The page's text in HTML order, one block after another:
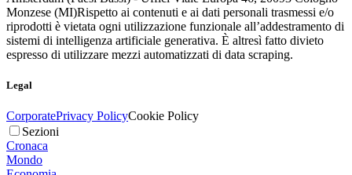
Monzese (MI)Rispetto ai contenuti e ai dati personali trasmessi e/o
riprodotti è vietata ogni utilizzazione funzionale all’addestramento di
sistemi di intelligenza artificiale generativa. È altresì fatto divieto
espresso di utilizzare mezzi automatizzati di data scraping.
Legal
CorporatePrivacy PolicyCookie Policy
Sezioni
Cronaca
Mondo